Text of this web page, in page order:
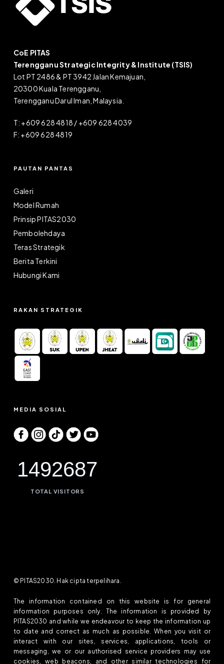
CoE PITAS
Terengganu Strategic Integrity & Institute (TSIS)
Lot PT 2486 & PT 3942 Jalan Kemajuan,
20300 Kuala Terengganu,
Terengganu Darul Iman, Malaysia.
T: +609 628 4818 / +609 628 4039
F: +609 628 4819
PAUTAN PANTAS
Galeri
Model Rumah
Prinsip PITAS2030
Pembolehdaya
Teras Strategik
Berita Terkini
Hubungi Kami
RAKAN STRATEGIK
MEDIA SOSIAL
1492687
TOTAL VISITORS
© PITAS2030. Hak cipta terpelihara.
The information contained on this website is for general
information purposes only. The information is provided by
PITAS2030 and while we endeavour to keep the information up
to date and correct as much as possible. When you visit or
interact with our sites, services, applications, tools or
messaging, we or our authorised service providers may use
cookies, web beacons, and other similar technologies for